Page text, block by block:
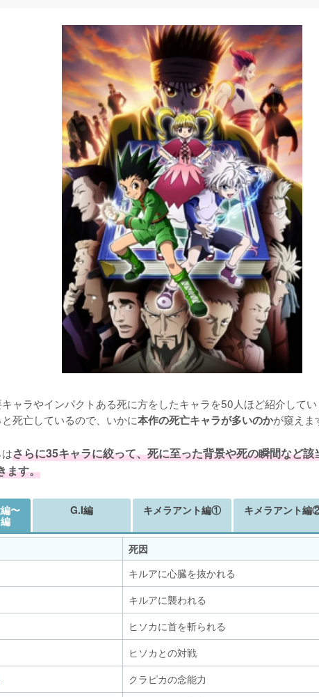
ャラやインパクトある死に方をしたキャラを50人ほど紹介して
死亡しているので、いかに本作の死亡キャラが多いのかが窺えま
さらに35キャラに絞って、死に至った背景や死の瞬間など
ます。
〜
死因
キルアに心臓を抜かれる
キルアに襲われる
ヒソカに首を斬られる
ヒソカとの対戦
クラピカの念能力
G.I編 キメラアント編① キメラアント編